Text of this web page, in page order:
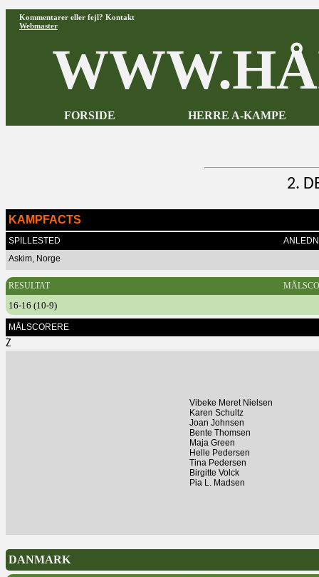
Kommentarer eller fejl? Kontakt
Webmaster
FORSIDE HERRE A-KAMPE
2.
KAMPFACTS
SPILLESTED
Askim, Norge
RESULTAT
16-16 (10-9)
MÅLSCORERE
Z
Vibeke Meret Nielsen
Karen Schultz
Joan Johnsen
Bente Thomsen
Maja Green
Helle Pedersen
Tina Pedersen
Birgitte Volck
Pia L. Madsen
DANMARK